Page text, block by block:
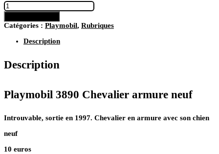
quantité
de
Playmobil
3890
Chevalier
armure
Catégories : Playmobil, Rubriques
Description
Description
Playmobil 3890 Chevalier armure neuf
Introuvable, sortie en 1997. Chevalier en armure avec son chien
neuf
10 euros